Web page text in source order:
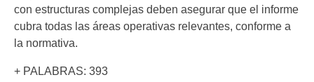
con estructuras complejas deben asegurar que el informe
cubra todas las áreas operativas relevantes, conforme a
la normativa.
+ PALABRAS: 393